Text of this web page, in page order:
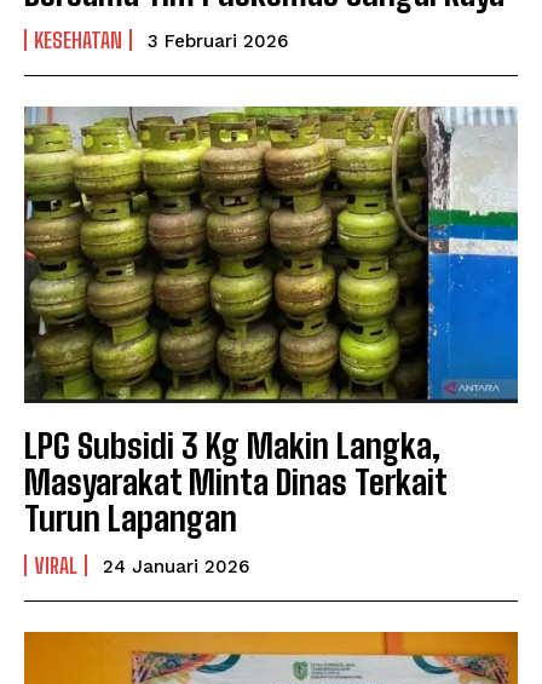
KESEHATAN 3 Februari 2026
LPG Subsidi 3 Kg Makin Langka,
Masyarakat Minta Dinas Terkait
Turun Lapangan
VIRAL 24 Januari 2026